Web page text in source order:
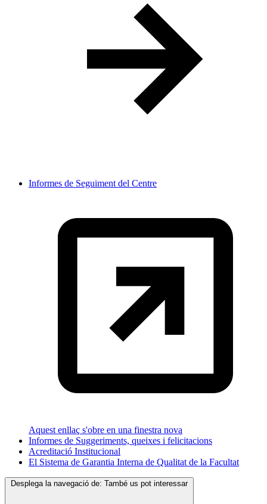
Informes de Seguiment del Centre
Aquest enllaç s'obre en una finestra nova
Informes de Suggeriments, queixes i felicitacions
Acreditació Institucional
El Sistema de Garantia Interna de Qualitat de la Facultat
Desplega la navegació de: També us pot interessar